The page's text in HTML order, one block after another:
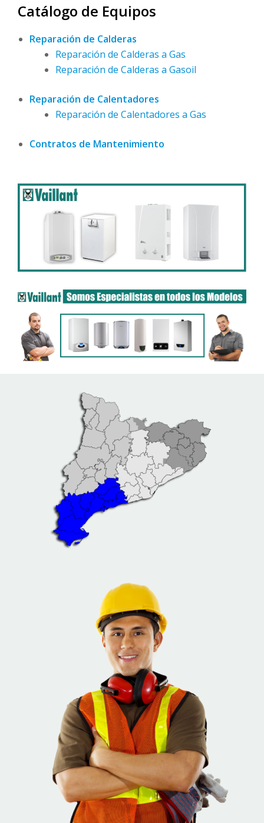
Catálogo de Equipos
Reparación de Calderas
Reparación de Calderas a Gas
Reparación de Calderas a Gasoil
Reparación de Calentadores
Reparación de Calentadores a Gas
Contratos de Mantenimiento